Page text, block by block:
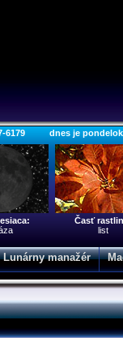
6179 dnes je pondelok
Časť
list
Lunárny manažér